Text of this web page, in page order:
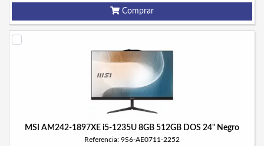
Comprar
MSI AM242-1897XE i5-1235U 8GB 512GB DOS 24" Negro
Referencia: 9S6-AE0711-2252